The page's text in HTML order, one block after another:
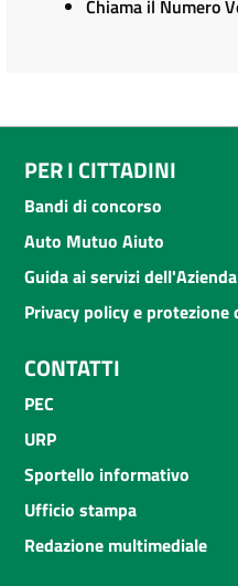
Chiama il Numero
PER I CITTADINI
Bandi di concorso
Auto Mutuo Aiuto
Guida ai servizi
Privacy policy e
CONTATTI
PEC
URP
Sportello informativo
Ufficio stampa
Redazione multimediale